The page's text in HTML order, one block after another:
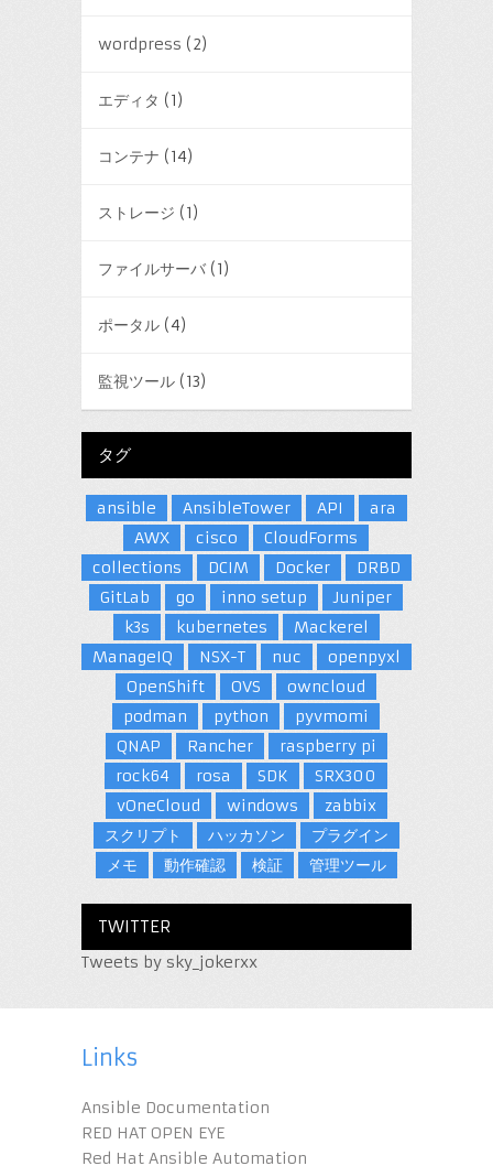
wordpress (2)
エディタ (1)
コンテナ (14)
ストレージ (1)
ファイルサーバ(1)
ポータル(4)
監視ツール(13)
タグ
ansible AnsibleTower API
ara
AWX
cisco
CloudForms
collections
DCIM Docker
DRBD
GitLab
go inno setup
Juniper
k3s
kubernetes
Mackerel
ManageIQ
NSX-T nuc
openpyxl
OpenShift
OVS
owncloud
podman
python
pyvmomi
QNAP
Rancher
raspberry pi
rock64
rosa SDK
SRX300
vOneCloud
windows
zabbix
スクリプト
ハッカソン
プラグイン
メモ
動作確認 検証 管理ツール
TWITTER
Tweets by sky_jokerxx
Links
Ansible Documentation
RED HAT OPEN EYE
Red Hat Ansible Automation